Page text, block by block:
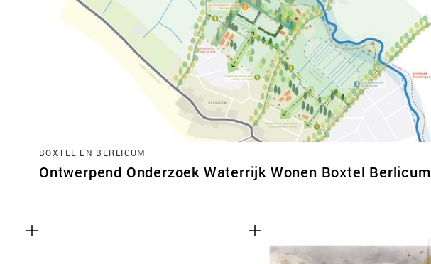
BOXTEL EN BERLICUM
Ontwerpend Onderzoek Waterrijk Wonen Boxtel Berlicum